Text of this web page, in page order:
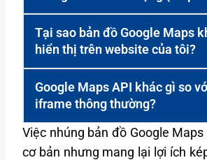
Tại sao bản đồ Google Maps
hiển thị trên website của tôi?
Google Maps API khác gì so
iframe thông thường?
Việc nhúng bản đồ Google
cơ bản nhưng mang lại lợi ích